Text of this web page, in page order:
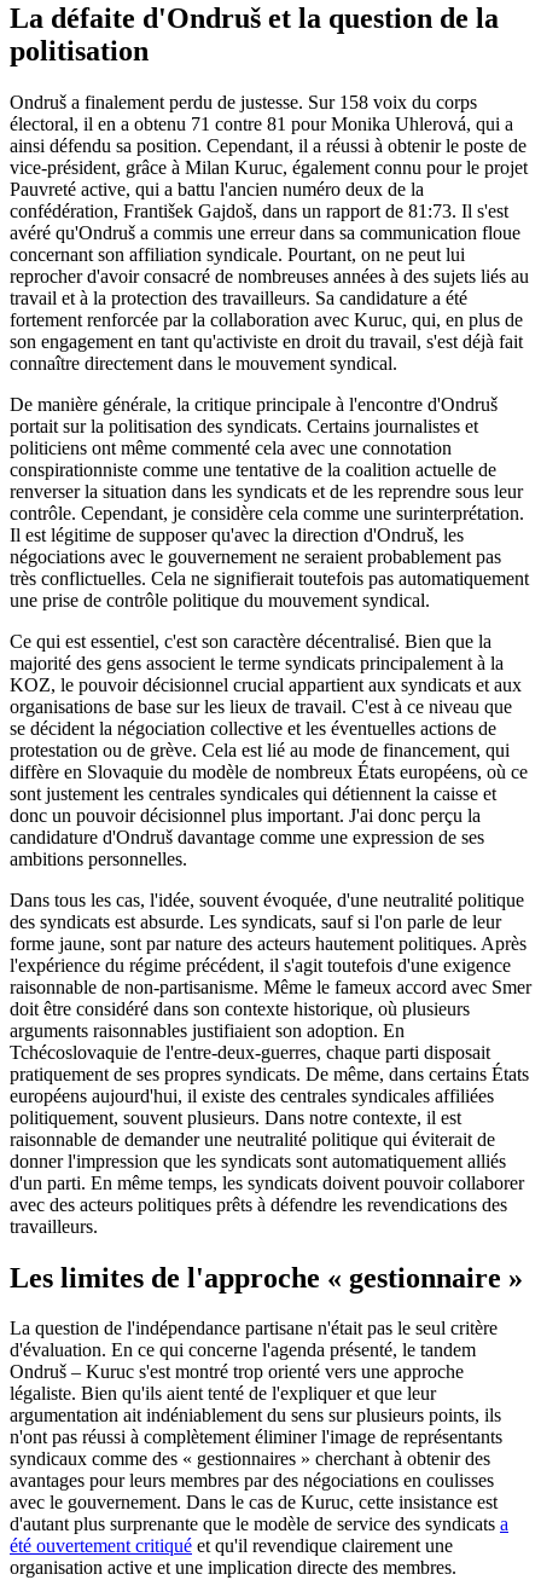
La défaite d'Ondruš et la question de la
politisation
Ondruš a finalement perdu de justesse. Sur 158 voix du corps
électoral, il en a obtenu 71 contre 81 pour Monika Uhlerová, qui a
ainsi défendu sa position. Cependant, il a réussi à obtenir le poste de
vice-président, grâce à Milan Kuruc, également connu pour le projet
Pauvreté active, qui a battu l'ancien numéro deux de la
confédération, František Gajdoš, dans un rapport de 81:73. Il s'est
avéré qu'Ondruš a commis une erreur dans sa communication floue
concernant son affiliation syndicale. Pourtant, on ne peut lui
reprocher d'avoir consacré de nombreuses années à des sujets liés au
travail et à la protection des travailleurs. Sa candidature a été
fortement renforcée par la collaboration avec Kuruc, qui, en plus de
son engagement en tant qu'activiste en droit du travail, s'est déjà fait
connaître directement dans le mouvement syndical.
De manière générale, la critique principale à l'encontre d'Ondruš
portait sur la politisation des syndicats. Certains journalistes et
politiciens ont même commenté cela avec une connotation
conspirationniste comme une tentative de la coalition actuelle de
renverser la situation dans les syndicats et de les reprendre sous leur
contrôle. Cependant, je considère cela comme une surinterprétation.
Il est légitime de supposer qu'avec la direction d'Ondruš, les
négociations avec le gouvernement ne seraient probablement pas
très conflictuelles. Cela ne signifierait toutefois pas automatiquement
une prise de contrôle politique du mouvement syndical.
Ce qui est essentiel, c'est son caractère décentralisé. Bien que la
majorité des gens associent le terme syndicats principalement à la
KOZ, le pouvoir décisionnel crucial appartient aux syndicats et aux
organisations de base sur les lieux de travail. C'est à ce niveau que
se décident la négociation collective et les éventuelles actions de
protestation ou de grève. Cela est lié au mode de financement, qui
diffère en Slovaquie du modèle de nombreux États européens, où ce
sont justement les centrales syndicales qui détiennent la caisse et
donc un pouvoir décisionnel plus important. J'ai donc perçu la
candidature d'Ondruš davantage comme une expression de ses
ambitions personnelles.
Dans tous les cas, l'idée, souvent évoquée, d'une neutralité politique
des syndicats est absurde. Les syndicats, sauf si l'on parle de leur
forme jaune, sont par nature des acteurs hautement politiques. Après
l'expérience du régime précédent, il s'agit toutefois d'une exigence
raisonnable de non-partisanisme. Même le fameux accord avec Smer
doit être considéré dans son contexte historique, où plusieurs
arguments raisonnables justifiaient son adoption. En
Tchécoslovaquie de l'entre-deux-guerres, chaque parti disposait
pratiquement de ses propres syndicats. De même, dans certains États
européens aujourd'hui, il existe des centrales syndicales affiliées
politiquement, souvent plusieurs. Dans notre contexte, il est
raisonnable de demander une neutralité politique qui éviterait de
donner l'impression que les syndicats sont automatiquement alliés
d'un parti. En même temps, les syndicats doivent pouvoir collaborer
avec des acteurs politiques prêts à défendre les revendications des
travailleurs.
Les limites de l'approche « gestionnaire »
La question de l'indépendance partisane n'était pas le seul critère
d'évaluation. En ce qui concerne l'agenda présenté, le tandem
Ondruš – Kuruc s'est montré trop orienté vers une approche
légaliste. Bien qu'ils aient tenté de l'expliquer et que leur
argumentation ait indéniablement du sens sur plusieurs points, ils
n'ont pas réussi à complètement éliminer l'image de représentants
syndicaux comme des « gestionnaires » cherchant à obtenir des
avantages pour leurs membres par des négociations en coulisses
avec le gouvernement. Dans le cas de Kuruc, cette insistance est
d'autant plus surprenante que le modèle de service des syndicats a
été ouvertement critiqué et qu'il revendique clairement une
organisation active et une implication directe des membres.